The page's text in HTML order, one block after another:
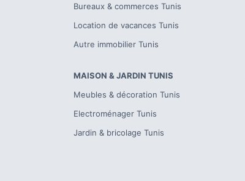
Bureaux & commerces Tunis
Location de vacances Tunis
Autre immobilier Tunis
MAISON & JARDIN TUNIS
Meubles & décoration Tunis
Electroménager Tunis
Jardin & bricolage Tunis